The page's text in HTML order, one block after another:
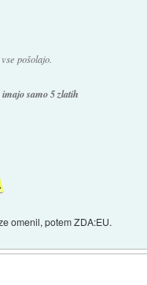
pošolajo.
samo 5 zlatih
omenil, potem ZDA:EU.